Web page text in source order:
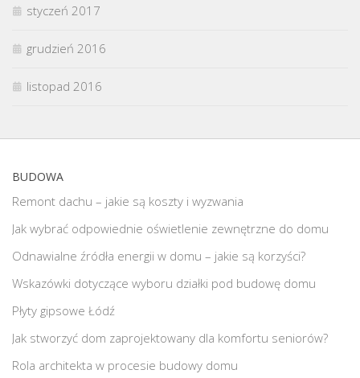
styczeń 2017
grudzień 2016
listopad 2016
BUDOWA
Remont dachu – jakie są koszty i wyzwania
Jak wybrać odpowiednie oświetlenie zewnętrzne do domu
Odnawialne źródła energii w domu – jakie są korzyści?
Wskazówki dotyczące wyboru działki pod budowę domu
Płyty gipsowe Łódź
Jak stworzyć dom zaprojektowany dla komfortu seniorów?
Rola architekta w procesie budowy domu